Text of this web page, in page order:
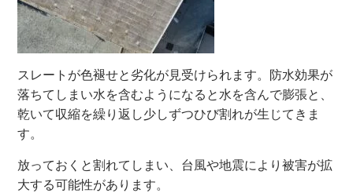
スレートが色褪せと劣化が見受けられます。防水効果が
落ちてしまい水を含むようになると水を含んで膨張と、
乾いて収縮を繰り返し少しずつひび割れが生じてきま
す。
放っておくと割れてしまい、台風や地震により被害が拡
大する可能性があります。